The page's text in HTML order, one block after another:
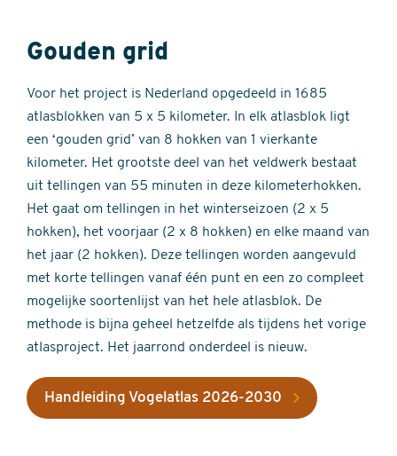
Gouden grid
Voor het project is Nederland opgedeeld in 1685
atlasblokken van 5 x 5 kilometer. In elk atlasblok ligt
een ‘gouden grid’ van 8 hokken van 1 vierkante
kilometer. Het grootste deel van het veldwerk bestaat
uit tellingen van 55 minuten in deze kilometerhokken.
Het gaat om tellingen in het winterseizoen (2 x 5
hokken), het voorjaar (2 x 8 hokken) en elke maand van
het jaar (2 hokken). Deze tellingen worden aangevuld
met korte tellingen vanaf één punt en een zo compleet
mogelijke soortenlijst van het hele atlasblok. De
methode is bijna geheel hetzelfde als tijdens het vorige
atlasproject. Het jaarrond onderdeel is nieuw.
Handleiding Vogelatlas 2026-2030